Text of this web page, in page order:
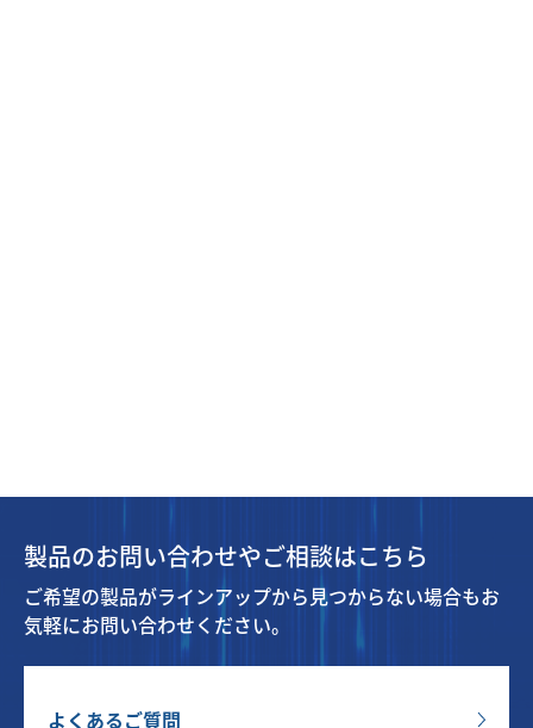
製品のお問い合わせやご相談はこちら
ご希望の製品がラインアップから見つからない場合もお
気軽にお問い合わせください。
よくあるご質問